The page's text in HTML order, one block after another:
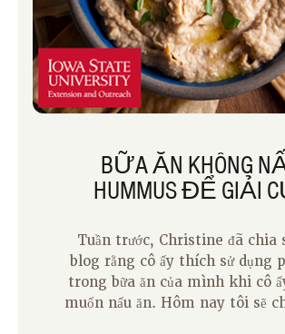
BỮA ĂN KHÔNG
HUMMUS ĐỂ GIẢI
Tuần trước, Christine đã chia
blog rằng cô ấy thích sử dụng
trong bữa ăn của mình khi cô
muốn nấu ăn. Hôm nay tôi sẽ